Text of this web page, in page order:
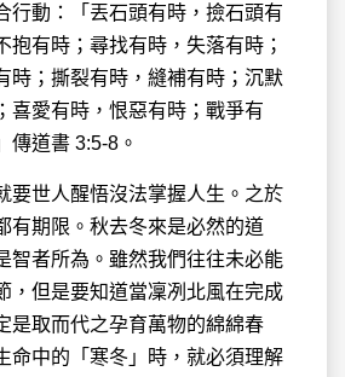
行動：「丟石頭有時，撿石頭有
抱有時；尋找有時，失落有時；
時；撕裂有時，縫補有時；沉默
喜愛有時，恨惡有時；戰爭有
傳道書 3:5-8。
要世人醒悟沒法掌握人生。之於
有期限。秋去冬來是必然的道
智者所為。雖然我們往往未必能
，但是要知道當凜冽北風在完成
是取而代之孕育萬物的綿綿春
命中的「寒冬」時，就必須理解